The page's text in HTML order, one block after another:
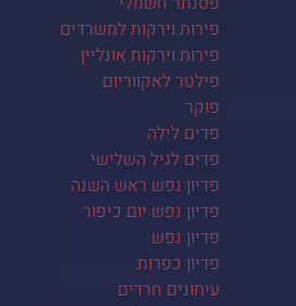
פירות וירקות למשרדים
פירות וירקות אונליין
פילטר לאקווריום
פוקר
פדים לילה
פדים לגיל השלישי
פדיון נפש ראש השנה
פדיון נפש יום כיפור
פדיון נפש
פדיון כפרות
עיתונים חרדים